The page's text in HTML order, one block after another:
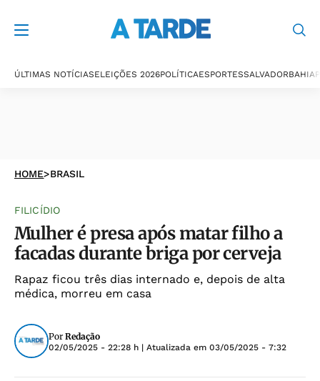
ÚLTIMAS NOTÍCIASELEIÇÕES 2026POLÍTICAESPORTESSALVADORBAHIA
HOME>BRASIL
FILICÍDIO
Mulher é presa após matar filho a
facadas durante briga por cerveja
Rapaz ficou três dias internado e, depois de alta
médica, morreu em casa
Por Redação
02/05/2025 - 22:28 h | Atualizada em 03/05/2025 - 7:32